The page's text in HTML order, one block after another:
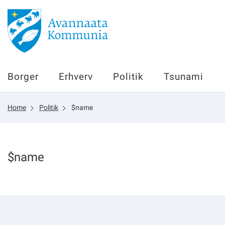
Borger
Erhverv
Politik
Borger Erhverv Politik Tsunami
Home Politik $name
$name